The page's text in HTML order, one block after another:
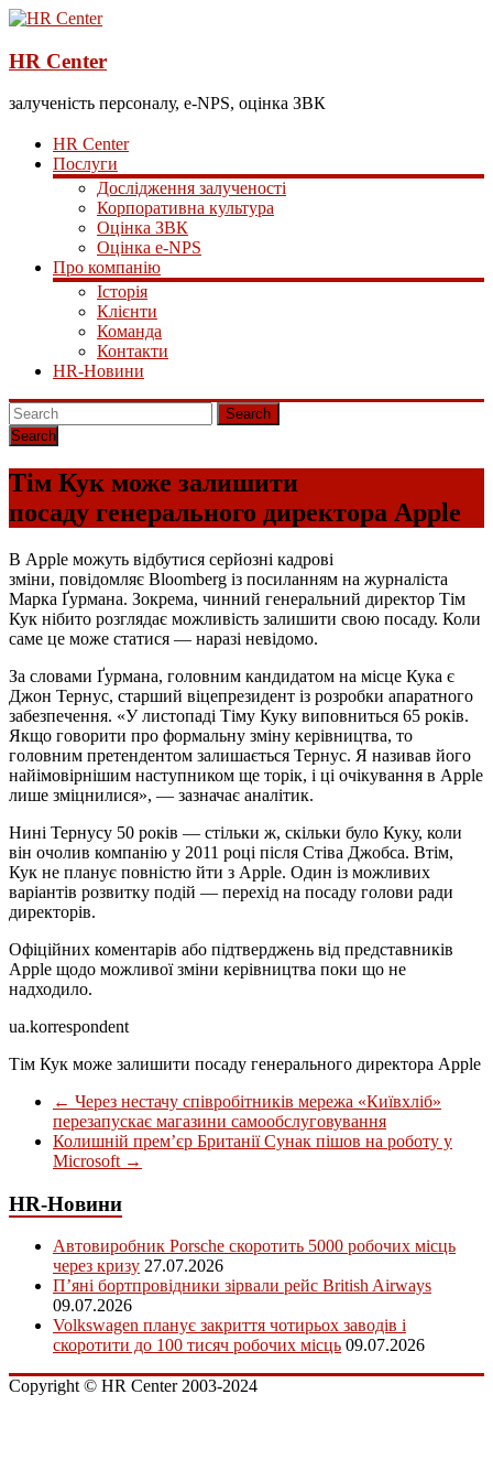
HR Center
залученість персоналу, e-NPS, оцінка ЗВК
HR Center
Послуги
Дослідження залученості
Корпоративна культура
Оцінка ЗВК
Оцінка e-NPS
Про компанію
Історія
Клієнти
Команда
Контакти
HR-Новини
Search
Тім Кук може залишити
посаду генерального директора Apple
В Apple можуть відбутися серйозні кадрові
зміни, повідомляє Bloomberg із посиланням на журналіста
Марка Ґурмана. Зокрема, чинний генеральний директор Тім
Кук нібито розглядає можливість залишити свою посаду. Коли
саме це може статися — наразі невідомо.
За словами Ґурмана, головним кандидатом на місце Кука є
Джон Тернус, старший віцепрезидент із розробки апаратного
забезпечення. «У листопаді Тіму Куку виповниться 65 років.
Якщо говорити про формальну зміну керівництва, то
головним претендентом залишається Тернус. Я називав його
найімовірнішим наступником ще торік, і ці очікування в Apple
лише зміцнилися», — зазначає аналітик.
Нині Тернусу 50 років — стільки ж, скільки було Куку, коли
він очолив компанію у 2011 році після Стіва Джобса. Втім,
Кук не планує повністю йти з Apple. Один із можливих
варіантів розвитку подій — перехід на посаду голови ради
директорів.
Офіційних коментарів або підтверджень від представників
Apple щодо можливої зміни керівництва поки що не
надходило.
ua.korrespondent
Тім Кук може залишити посаду генерального директора Apple
← Через нестачу співробітників мережа «Київхліб»
перезапускає магазини самообслуговування
Колишній прем’єр Британії Сунак пішов на роботу у
Microsoft →
HR-Новини
Автовиробник Porsche скоротить 5000 робочих місць
через кризу 27.07.2026
П’яні бортпровідники зірвали рейс British Airways
09.07.2026
Volkswagen планує закриття чотирьох заводів і
скоротити до 100 тисяч робочих місць 09.07.2026
Copyright © HR Center 2003-2024